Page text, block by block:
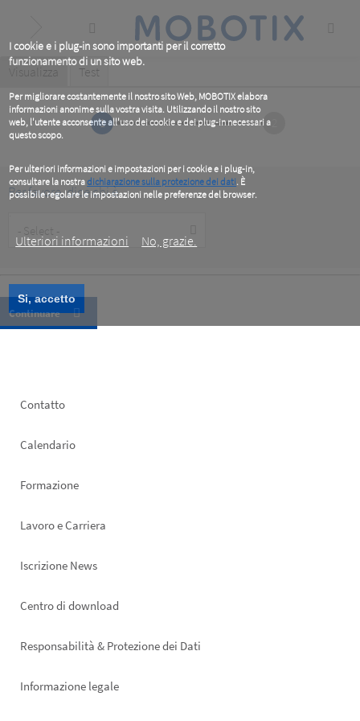
I cookie e i plug-in sono importanti per il corretto
funzionamento di un sito web.
Per migliorare costantemente il nostro sito Web, MOBOTIX elabora
informazioni anonime sulla vostra visita. Utilizzando il nostro sito
web, l'utente acconsente all'uso dei cookie e dei plug-in necessari a
questo scopo.
Per ulteriori informazioni e impostazioni per i cookie e i plug-in,
consultare la nostradichiarazione sulla protezione dei dati. È
possibile regolare le impostazioni nelle preferenze del browser.
Ulteriori informazioni
No, grazie.
Si, accetto
content
Primary
tabs
Visualizza (active
Test
1
Per favore, dice chi è
Type
Footer
Contatto
Calendario
Formazione
Lavoro e Carriera
Iscrizione News
Footer
Centro di download
Responsabilità & Protezione dei Dati
Informazione legale